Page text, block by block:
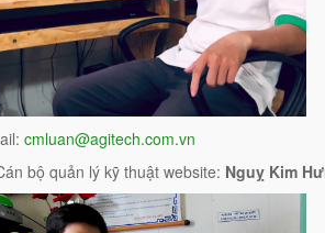
cmluan@agitech.com.vn
bộ quản lý kỹ thuật website: Nguỵ Kim